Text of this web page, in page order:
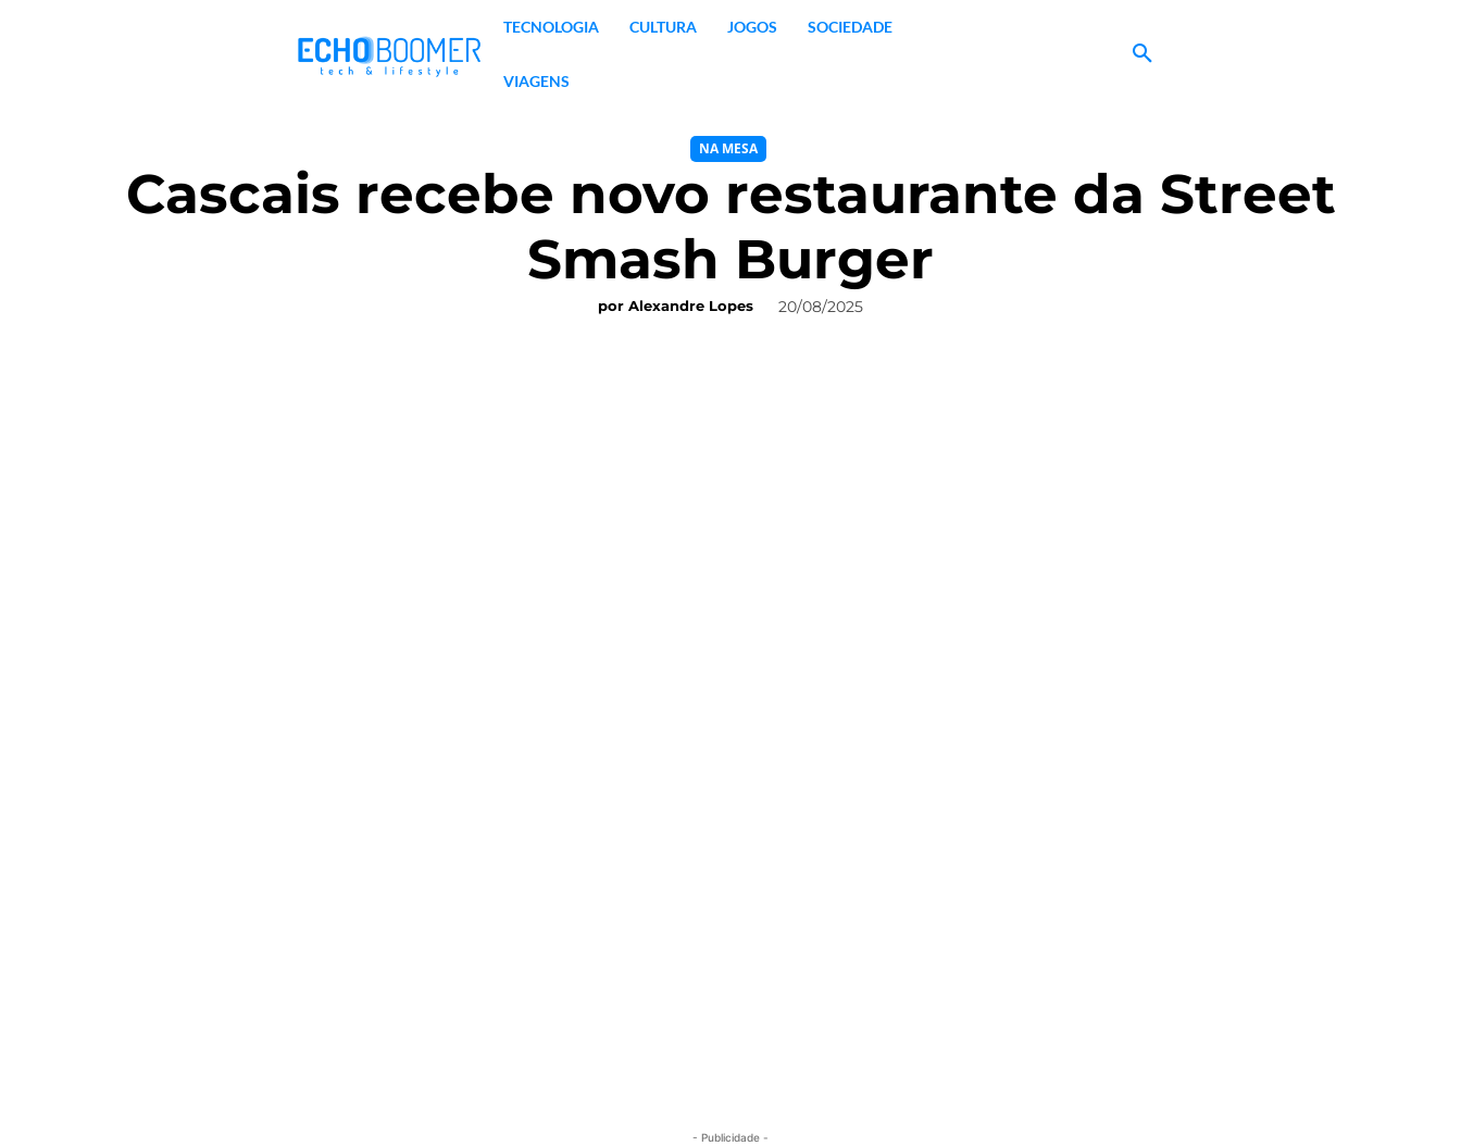
TECNOLOGIA CULTURA JOGOS SOCIEDADE
VIAGENS
NA MESA
Cascais recebe novo restaurante da Street
Smash Burger
por Alexandre Lopes 20/08/2025
- Publicidade -